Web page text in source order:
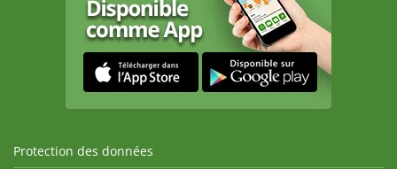
Protection des données